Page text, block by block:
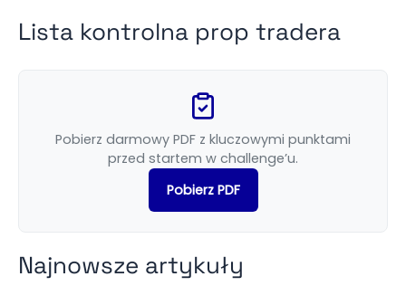
Lista kontrolna prop tradera
Pobierz darmowy PDF z kluczowymi punktami
przed startem w challenge’u.
Pobierz PDF
Najnowsze artykuły